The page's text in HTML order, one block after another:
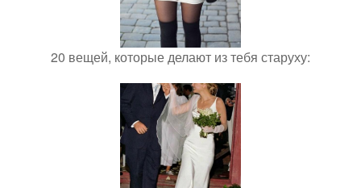
20 вещей, которые делают из тебя старуху: